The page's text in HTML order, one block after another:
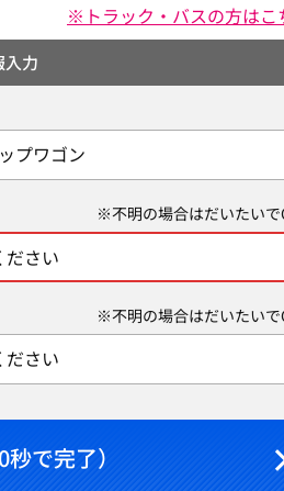
※トラック・バスの方はこ
入力
プワゴン
※不明の場合はだいたいで
ださい
※不明の場合はだいたいで
ださい
で完了）